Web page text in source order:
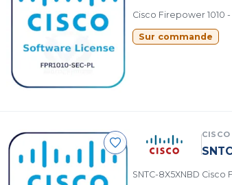
Cisco Firepower 1010
Sur commande
CISCO
SNTC-8X5XNBD Cisco